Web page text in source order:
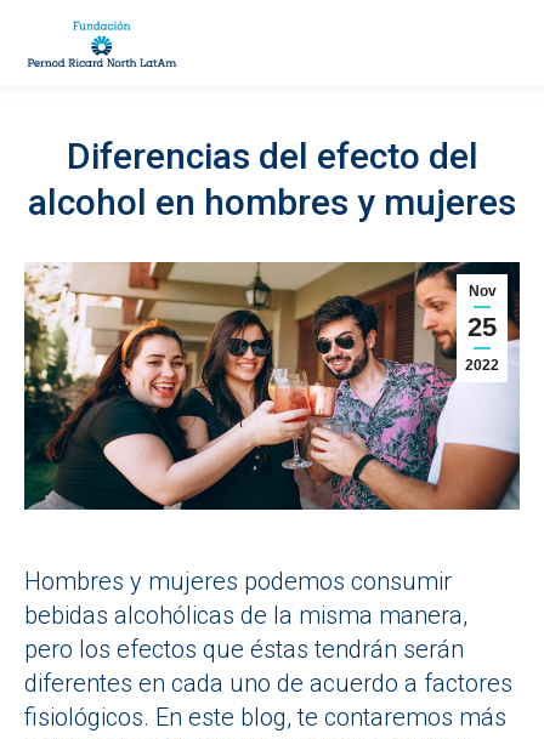
Diferencias del efecto del
alcohol en hombres y mujeres
You are here:
Nov
25
2022
Hombres y mujeres podemos consumir
bebidas alcohólicas de la misma manera,
pero los efectos que éstas tendrán serán
diferentes en cada uno de acuerdo a factores
fisiológicos. En este blog, te contaremos más